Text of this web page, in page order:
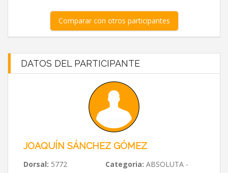
Comparar con otros participantes
DATOS DEL PARTICIPANTE
JOAQUÍN SÁNCHEZ GÓMEZ
Dorsal: 5772 Categoria: ABSOLUTA -